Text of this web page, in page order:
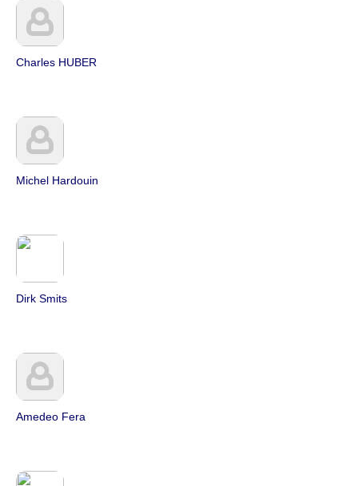
Charles HUBER
Michel Hardouin
Dirk Smits
Amedeo Fera